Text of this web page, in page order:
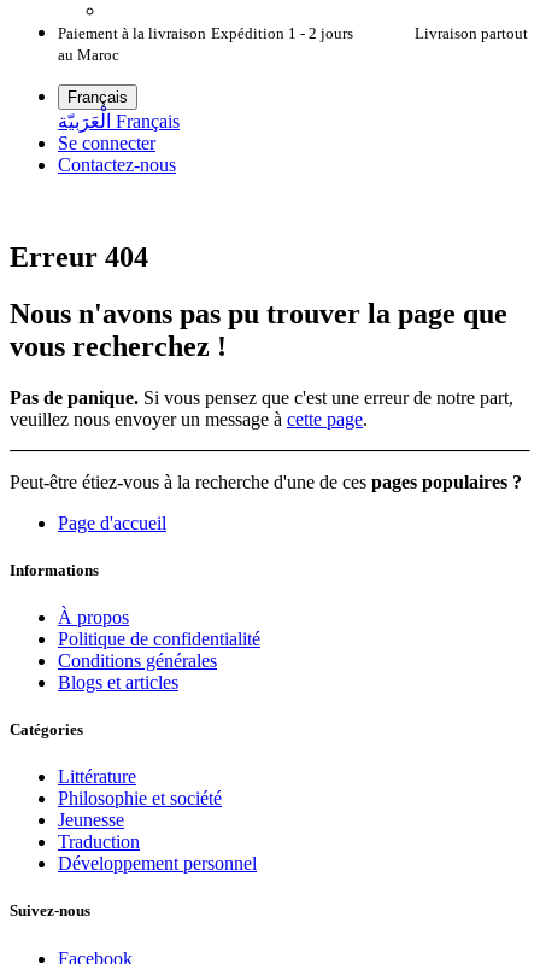
Paiement à la livraison Expédition 1 - 2 jours Livraison partout
au Maroc
Français
الْعَرَبيّة Français
Se connecter
Contactez-nous
Erreur 404
Nous n'avons pas pu trouver la page que
vous recherchez !
Pas de panique. Si vous pensez que c'est une erreur de notre part,
veuillez nous envoyer un message à cette page.
Peut-être étiez-vous à la recherche d'une de ces pages populaires ?
Page d'accueil
Informations
À propos
Politique de confidentialité
Conditions générales
Blogs et articles
Catégories
Littérature
Philosophie et société
Jeunesse
Traduction
Développement personnel
Suivez-nous
Facebook